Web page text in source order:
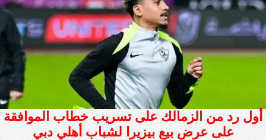
أول رد من الزمالك على تسريب خطاب الموافقة
على عرض بيع بيزيرا لشباب أهلي دبي